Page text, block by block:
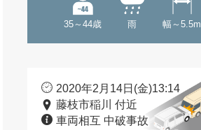
35～44歳 雨 幅～5.5m
2020年2月14日(金)13:14
藤枝市稲川 付近
車両相互 中破事故